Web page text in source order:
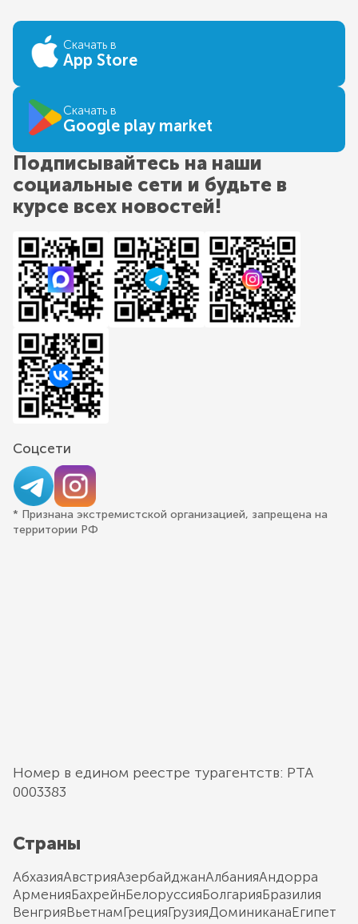
Скачать в
App Store
Скачать в
Google play market
Подписывайтесь на наши
социальные сети и будьте в
курсе всех новостей!
Соцсети
* Признана экстремистской организацией, запрещена на
территории РФ
Номер в едином реестре турагентств: РТА
0003383
Страны
АбхазияАвстрияАзербайджанАлбанияАндорра
АрменияБахрейнБелоруссияБолгарияБразилия
ВенгрияВьетнамГрецияГрузияДоминиканаЕгипет